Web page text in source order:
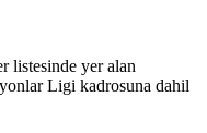
listesinde yer alan
Ligi kadrosuna dahil